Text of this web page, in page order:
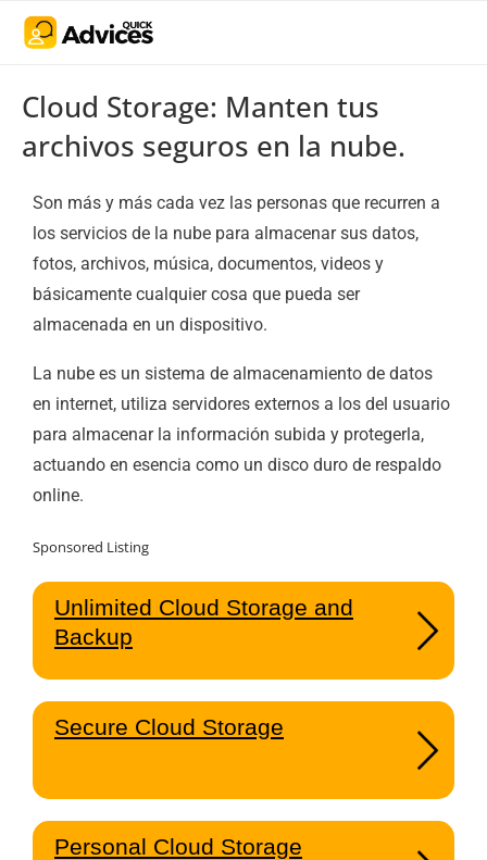
Cloud Storage: Manten tus
archivos seguros en la nube.
Son más y más cada vez las personas que recurren a
los servicios de la nube para almacenar sus datos,
fotos, archivos, música, documentos, videos y
básicamente cualquier cosa que pueda ser
almacenada en un dispositivo.
La nube es un sistema de almacenamiento de datos
en internet, utiliza servidores externos a los del usuario
para almacenar la información subida y protegerla,
actuando en esencia como un disco duro de respaldo
online.
Sponsored Listing
Unlimited Cloud Storage and
Backup
Secure Cloud Storage
Personal Cloud Storage